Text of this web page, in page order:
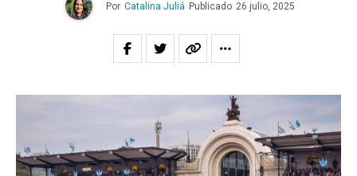
Por Catalina Juliá Publicado 26 julio, 2025